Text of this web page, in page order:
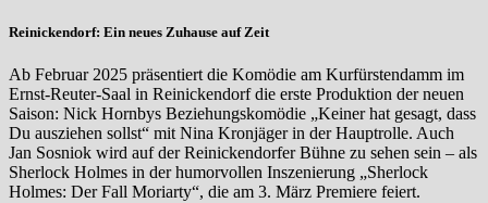
Reinickendorf: Ein neues Zuhause auf Zeit
Ab Februar 2025 präsentiert die Komödie am Kurfürstendamm im
Ernst-Reuter-Saal in Reinickendorf die erste Produktion der neuen
Saison: Nick Hornbys Beziehungskomödie „Keiner hat gesagt, dass
Du ausziehen sollst“ mit Nina Kronjäger in der Hauptrolle. Auch
Jan Sosniok wird auf der Reinickendorfer Bühne zu sehen sein – als
Sherlock Holmes in der humorvollen Inszenierung „Sherlock
Holmes: Der Fall Moriarty“, die am 3. März Premiere feiert.